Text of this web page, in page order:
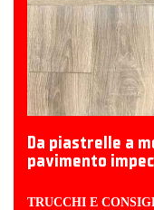
Da piastrelle a
pavimento
TRUCCHI E